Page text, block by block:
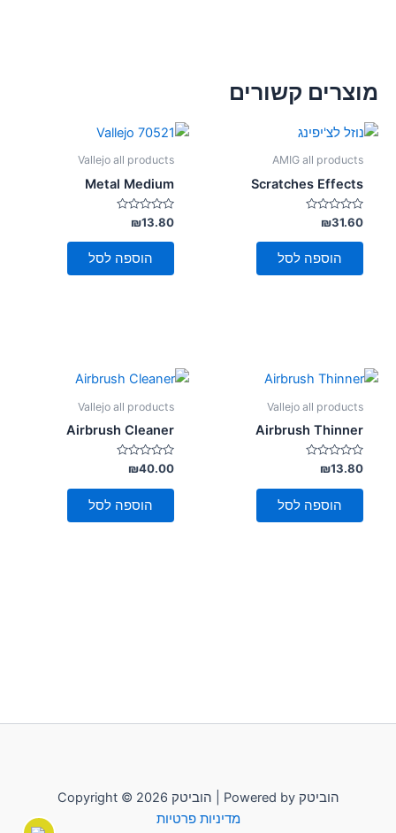
מוצרים קשורים
AMIG all products
Scratches Effects
דורג
0
מתוך
₪31.60
הוספה לסל
Vallejo all products
Metal Medium
דורג
0
מתוך
₪13.80
הוספה לסל
Vallejo all products
Airbrush Thinner
דורג
0
מתוך
₪13.80
הוספה לסל
Vallejo all products
Airbrush Cleaner
דורג
0
מתוך
₪40.00
הוספה לסל
Copyright © 2026 הוביטק | Powered by הוביטק
מדיניות פרטיות